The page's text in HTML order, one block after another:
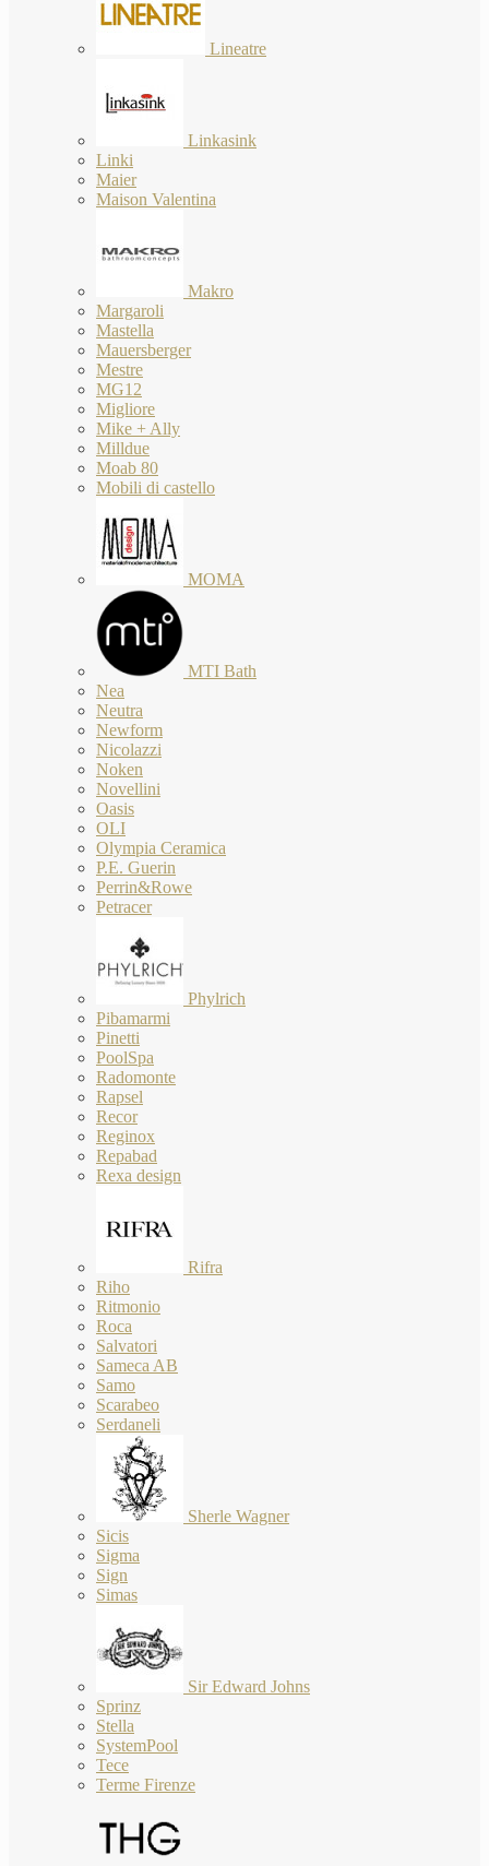
Lineatre
Linkasink
Linki
Maier
Maison Valentina
Makro
Margaroli
Mastella
Mauersberger
Mestre
MG12
Migliore
Mike + Ally
Milldue
Moab 80
Mobili di castello
MOMA
MTI Bath
Nea
Neutra
Newform
Nicolazzi
Noken
Novellini
Oasis
OLI
Olympia Ceramica
P.E. Guerin
Perrin&Rowe
Petracer
Phylrich
Pibamarmi
Pinetti
PoolSpa
Radomonte
Rapsel
Recor
Reginox
Repabad
Rexa design
Rifra
Riho
Ritmonio
Roca
Salvatori
Sameca AB
Samo
Scarabeo
Serdaneli
Sherle Wagner
Sicis
Sigma
Sign
Simas
Sir Edward Johns
Sprinz
Stella
SystemPool
Tece
Terme Firenze